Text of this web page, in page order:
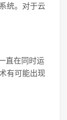
统。对于云
直在同时运
有可能出现